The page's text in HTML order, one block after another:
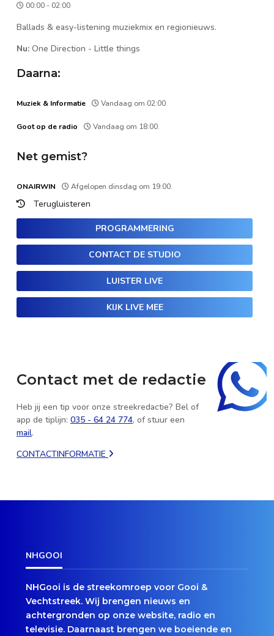
00:00 - 02:00
Ballads & easy-listening muziekmix en regionieuws.
Nu: One Direction - Little things
Daarna:
Muziek & Informatie Vandaag om 02:00.
Goot op de radio Vandaag om 18:00.
Net gemist?
ONAIRWIN Afgelopen dinsdag om 19:00.
Terugluisteren
PROGRAMMERING
CONTACT DE STUDIO
LUISTER LIVE
KIJK LIVE MEE
Contact met de redactie
Heb jij een tip voor onze streekredactie? Bel of
app de tiplijn: 035 - 64 24 774, of stuur een
mail.
CONTACTINFORMATIE
NHGOOI
NHGooi is de streekomroep voor Gooi &
Vechtstreek. Wij brengen nieuws en
achtergronden op onze website, radio en
televisie. Daarnaast brengen we boeiende en